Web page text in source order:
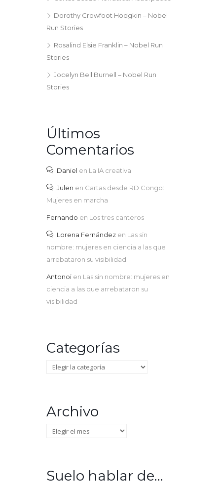
Dorothy Crowfoot Hodgkin – Nobel
Run Stories
Rosalind Elsie Franklin – Nobel Run
Stories
Jocelyn Bell Burnell – Nobel Run
Stories
Últimos
Comentarios
Daniel en La IA creativa
Julen en Cartas desde RD Congo:
Mujeres en marcha
Fernando en Los tres canteros
Lorena Fernández en Las sin
nombre: mujeres en ciencia a las que
arrebataron su visibilidad
Antonoi en Las sin nombre: mujeres en
ciencia a las que arrebataron su
visibilidad
Categorías
Categorías
Archivo
Archivo
Suelo hablar de…